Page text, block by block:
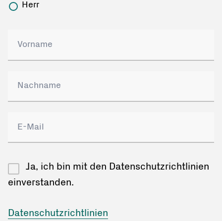
Herr
Ja, ich bin mit den Datenschutzrichtlinien
einverstanden.
Datenschutzrichtlinien